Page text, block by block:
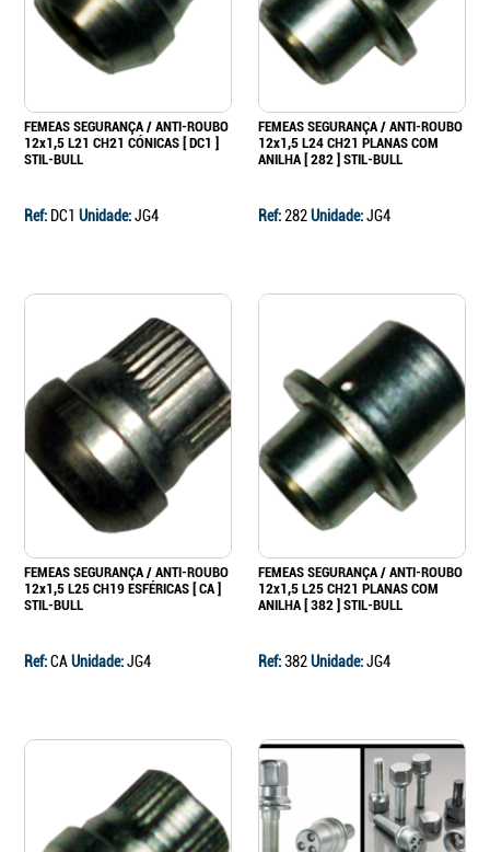
FEMEAS SEGURANÇA / ANTI-ROUBO
12x1,5 L21 CH21 CÓNICAS [ DC1 ]
STIL-BULL
Ref: DC1 Unidade:JG4
FEMEAS SEGURANÇA / ANTI-ROUBO
12x1,5 L24 CH21 PLANAS COM
ANILHA [ 282 ] STIL-BULL
Ref:282Unidade:JG4
FEMEAS SEGURANÇA / ANTI-ROUBO
12x1,5 L25 CH19 ESFÉRICAS [ CA ]
STIL-BULL
Ref:CAUnidade:JG4
FEMEAS SEGURANÇA / ANTI-ROUBO
12x1,5 L25 CH21 PLANAS COM
ANILHA [ 382 ] STIL-BULL
Ref:382Unidade:JG4